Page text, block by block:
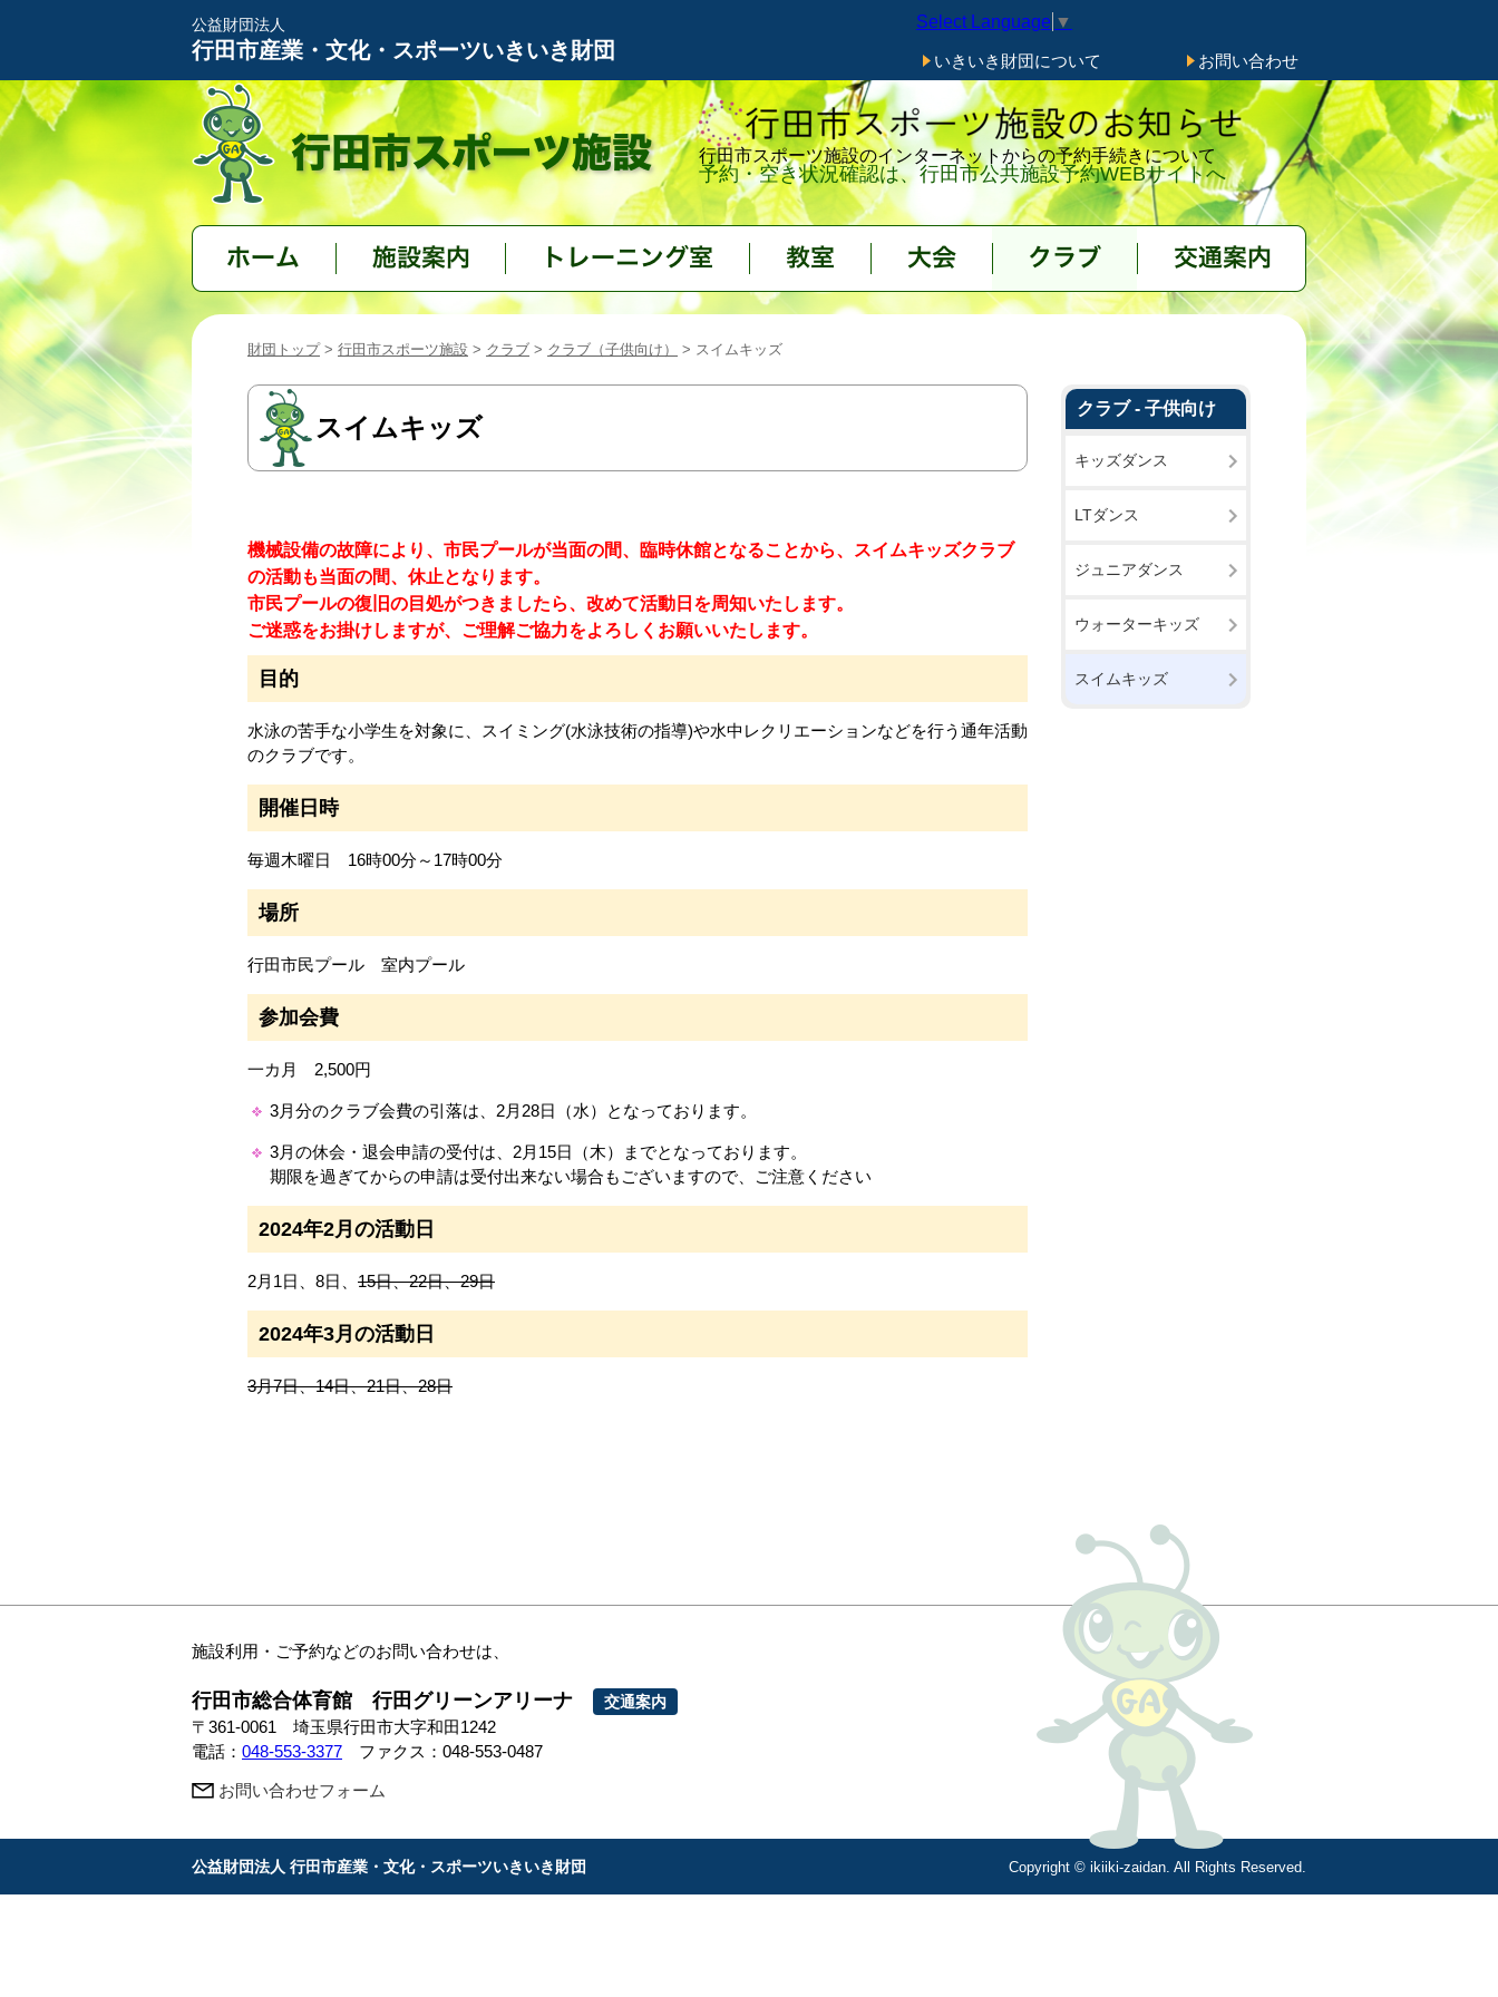
公益財団法人
行田市産業・文化・スポーツいきいき財団
Select Language ▼
いきいき財団について お問い合わせ
行田市スポーツ施設のインターネットからの予約手続きについて
予約・空き状況確認は、行田市公共施設予約WEBサイトへ
ホーム 施設案内 トレーニング室 大会 クラブ 交通案内
財団トップ> 行田市スポーツ施設 > クラブ > クラブ（子供向け） > スイムキッズ
スイムキッズ
機械設備の故障により、市民プールが当面の間、臨時休館となることから、スイムキッズクラブ
の活動も当面の間、休止となります。
市民プールの復旧の目処がつきましたら、改めて活動日を周知いたします。
ご迷惑をお掛けしますが、ご理解ご協力をよろしくお願いいたします。
目的
水泳の苦手な小学生を対象に、スイミング(水泳技術の指導)や水中レクリエーションなどを行う通年活動
のクラブです。
開催日時
毎週木曜日 16時00分～17時00分
場所
行田市民プール 室内プール
参加会費
一カ月 2,500円
3月分のクラブ会費の引落は、2月28日（水）となっております。
3月の休会・退会申請の受付は、2月15日（木）までとなっております。
期限を過ぎてからの申請は受付出来ない場合もございますので、ご注意ください
2024年2月の活動日
2月1日、8日、 15日、22日、29日
2024年3月の活動日
3月7日、14日、21日、28日
クラブ - 子供向け
キッズダンス
LTダンス
ジュニアダンス
ウォーターキッズ
スイムキッズ
施設利用・ご予約などのお問い合わせは、
行田市総合体育館 行田グリーンアリーナ 交通案内
〒361-0061 埼玉県行田市大字和田1242
電話： 048-553-3377 ファクス：048-553-0487
お問い合わせフォーム
公益財団法人 行田市産業・文化・スポーツいきいき財団 Copyright © ikiiki-zaidan. All Rights Reserved.